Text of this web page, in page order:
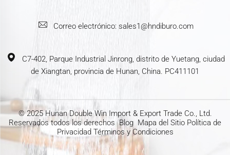
Correo electrónico: sales1@hndiburo.com
C7-402, Parque Industrial Jinrong, distrito de Yuetang, ciudad
de Xiangtan, provincia de Hunan, China. PC411101
© 2025 Hunan Double Win Import & Export Trade Co., Ltd.
Reservados todos los derechosBlog Mapa del Sitio Política de
Privacidad Términos y Condiciones